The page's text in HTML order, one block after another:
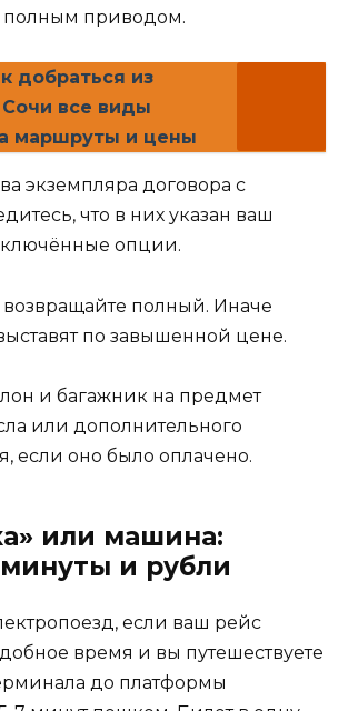
полным приводом.
добраться из
Сочи все виды
маршруты и цены
экземпляра договора с
что в них указан ваш
опции.
полный. Иначе
по завышенной цене.
и багажник на предмет
или дополнительного
если оно было оплачено.
или машина:
и рубли
если ваш рейс
время и вы путешествуете
до платформы